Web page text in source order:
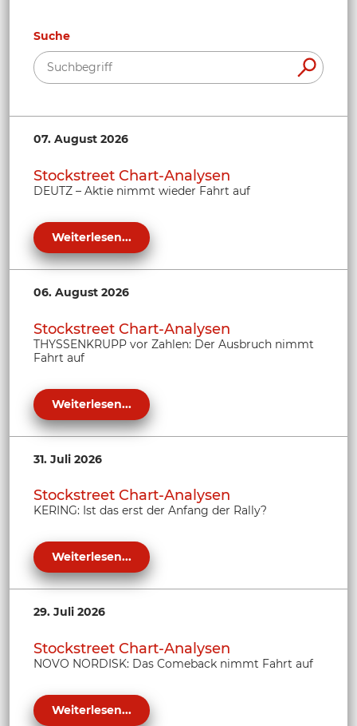
Suche
07. August 2026
Stockstreet Chart-Analysen
DEUTZ – Aktie nimmt wieder Fahrt auf
Weiterlesen...
06. August 2026
Stockstreet Chart-Analysen
THYSSENKRUPP vor Zahlen: Der Ausbruch nimmt
Fahrt auf
Weiterlesen...
31. Juli 2026
Stockstreet Chart-Analysen
KERING: Ist das erst der Anfang der Rally?
Weiterlesen...
29. Juli 2026
Stockstreet Chart-Analysen
NOVO NORDISK: Das Comeback nimmt Fahrt auf
Weiterlesen...